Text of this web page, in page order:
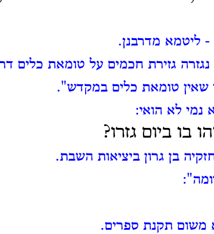
- ליטמא מדרבנן.
נגזרה גזירת חכמים על טומאת כלים
שאין טומאת כלים במקדש".
נמי לא הואי:
בו ביום גזרו?
בן גרון ביציאות השבת.
תקנת ספרים.